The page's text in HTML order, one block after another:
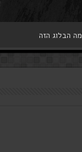
הבלוג הזה